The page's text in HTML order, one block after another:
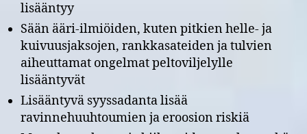
lisääntyy
Sään ääri-ilmiöiden, kuten pitkien helle- ja
kuivuusjaksojen, rankkasateiden ja tulvien
aiheuttamat ongelmat peltoviljelylle
lisääntyvät
Lisääntyvä syyssadanta lisää
ravinnehuuhtoumien ja eroosion riskiä